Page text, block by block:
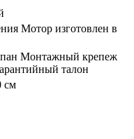
Мотор изготовлен в
Монтажный крепеж
талон
см